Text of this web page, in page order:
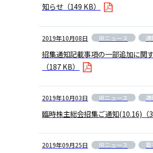
知らせ （149 KB）
2019年10月08日 IRニュース
招集通知記載事項の一部追加に関
（187 KB）
2019年10月03日 IRニュース
臨時株主総会招集ご通知(10.16)
2019年09月25日 IRニュース